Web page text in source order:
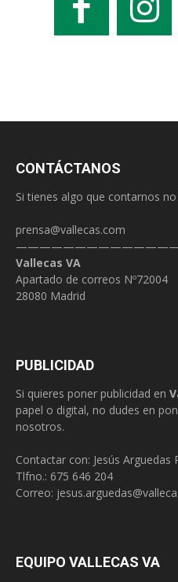
CONTÁCTANOS
Si tienes algo que contarnos
prensa@vallecas.com
Vallecas VA
Apartado de correos Nº72004
28080 Madrid
PUBLICIDAD
Si quieres poner publicidad en
papel o digital, no dudes en
nosotros.
Contactar con: Jesús Arguedas
Tlfno.: 675 646 204
Correo:
EQUIPO VALLECAS VA